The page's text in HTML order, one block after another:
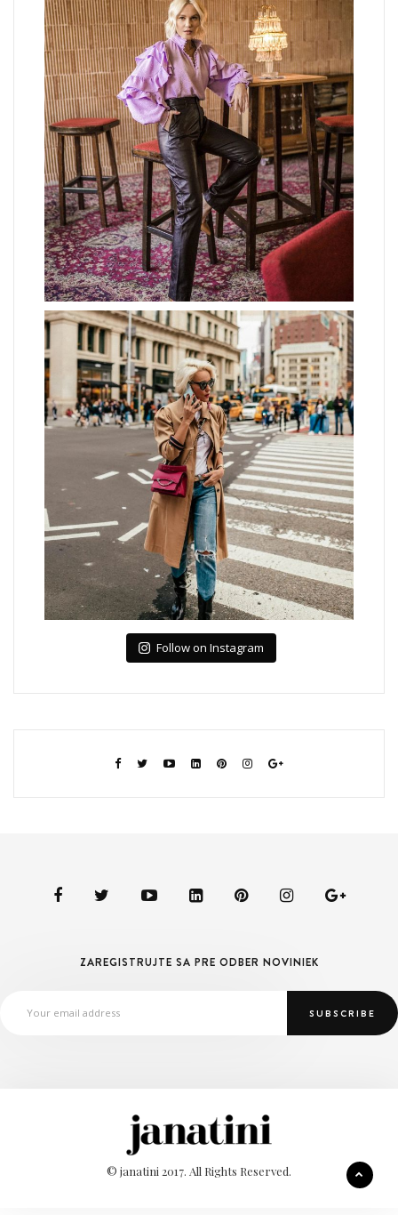
Follow on Instagram
ZAREGISTRUJTE SA PRE ODBER NOVINIEK
© janatini 2017. All Rights Reserved.